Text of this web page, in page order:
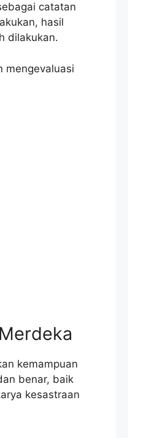
catatan
hasil
dilakukan.
mengevaluasi
kemampuan
benar, baik
kesastraan